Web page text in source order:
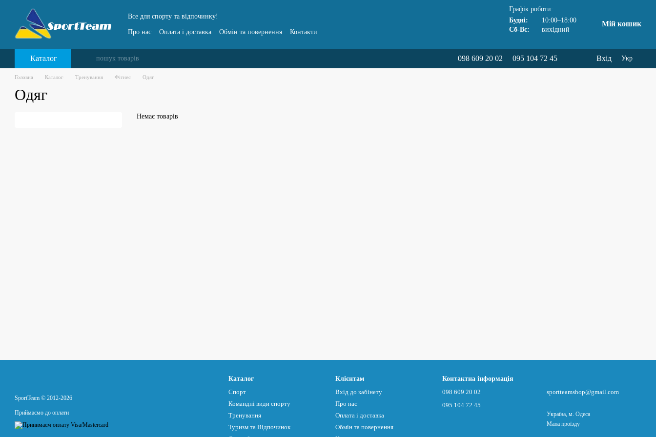
Перейти до основного контенту
Все для спорту та відпочинку!
Про нас Оплата і доставка Обмін та повернення Контакти
Графік роботи:
Будні:
10:00–18:00
Сб-Вс:
вихідний
Мій кошик
Каталог 098 609 20 02 095 104 72 45 Вхід Укр
Головна Каталог Тренування Фітнес Одяг
Одяг
Немає товарів
SportTeam © 2012-2026
Приймаємо до оплати
Каталог
Спорт
Командні види спорту
Тренування
Туризм та Відпочинок
Клієнтам
Вхід до кабінету
Про нас
Оплата і доставка
Обмін та повернення
Контактна інформація
098 609 20 02
095 104 72 45
sportteamshop@gmail.com
Україна, м. Одеса
Мапа проїзду